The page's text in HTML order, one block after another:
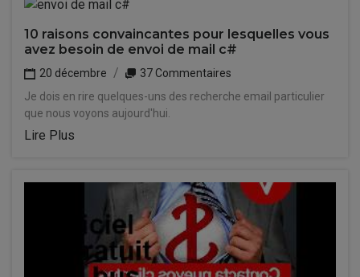
10 raisons convaincantes pour lesquelles vous
avez besoin de envoi de mail c#
20 décembre
37 Commentaires
Je dois en rire quelques-uns des recherche email particulier
que nous voyons aujourd'hui.
Lire Plus